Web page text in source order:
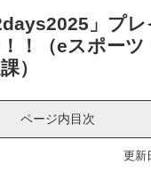
」プレ
！（eスポーツ
）
ページ内目次
更新